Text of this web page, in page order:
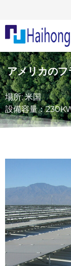
アメリカの
場所: 米国
設備容量：